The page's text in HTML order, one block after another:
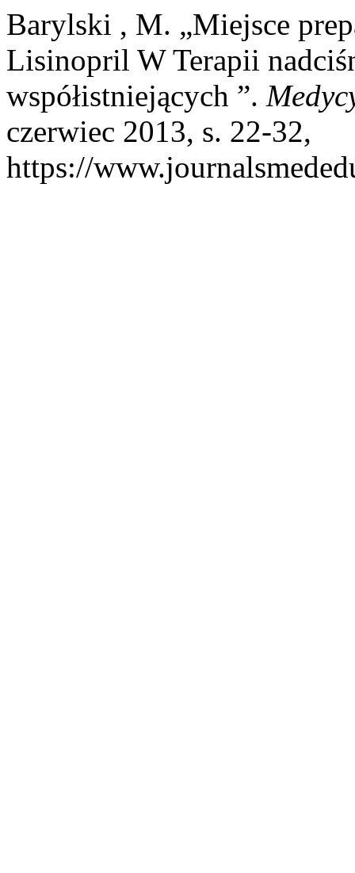
Barylski , M. „Miejsce
Lisinopril W Terapii
współistniejących ”.
czerwiec 2013, s. 22-32,
https://